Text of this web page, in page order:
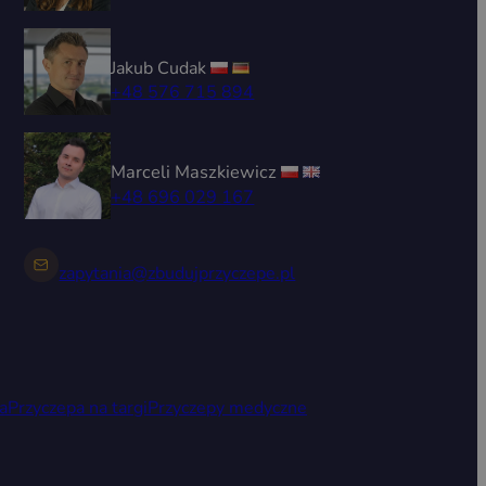
Jakub Cudak
+48 576 715 894
Marceli Maszkiewicz
+48 696 029 167
zapytania@zbudujprzyczepe.pl
Przyczepa na targiPrzyczepy medyczne